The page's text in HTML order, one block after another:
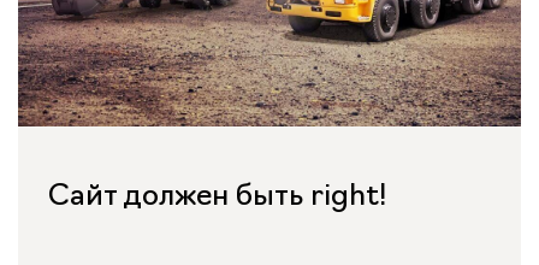
Сайт должен быть right!